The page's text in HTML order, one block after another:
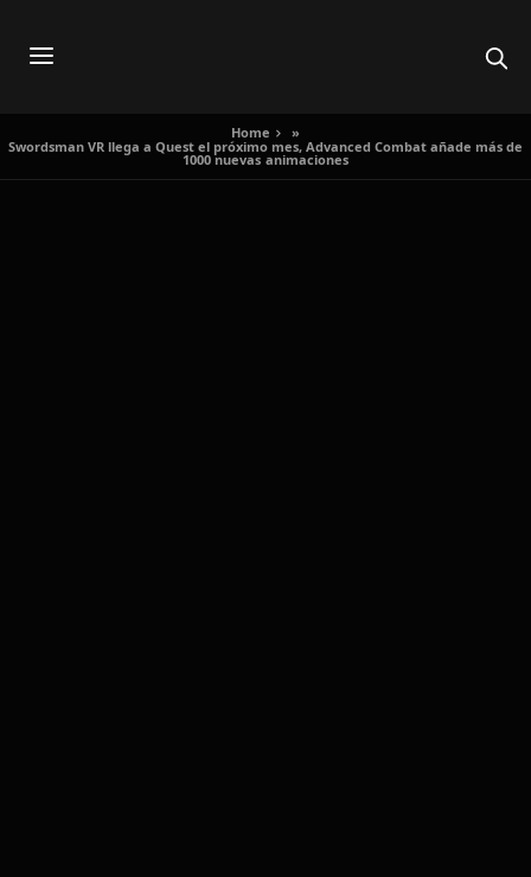
Home
»
Swordsman VR llega a Quest el próximo mes, Advanced Combat añade más de
1000 nuevas animaciones